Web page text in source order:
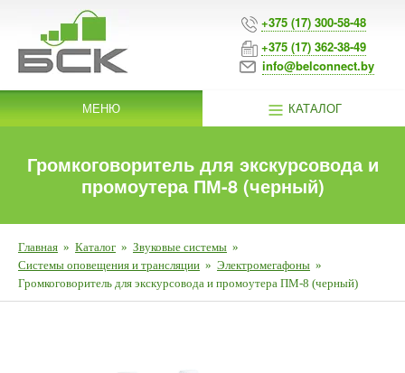
+375 (17) 300-58-48
+375 (17) 362-38-49
info@belconnect.by
МЕНЮ КАТАЛОГ
Громкоговоритель для экскурсовода и
промоутера ПМ-8 (черный)
Главная » Каталог » Звуковые системы »
Системы оповещения и трансляции » Электромегафоны »
Громкоговоритель для экскурсовода и промоутера ПМ-8 (черный)